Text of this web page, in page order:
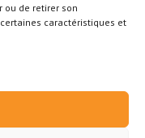
ou de retirer son
caractéristiques et